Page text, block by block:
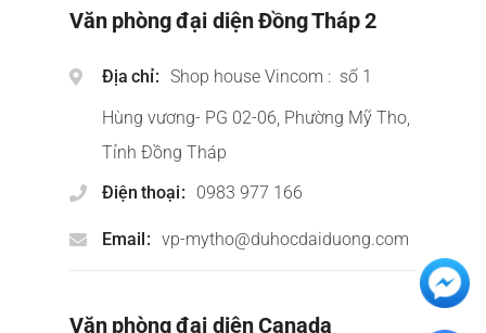
Văn phòng đại diện Đồng Tháp 2
Địa chỉ
Shop house Vincom : số 1
Hùng vương- PG 02-06, Phường Mỹ Tho,
Tỉnh Đồng Tháp
Điện thoại
0983 977 166
Email vp-mytho@duhocdaiduong.com
Văn phòng đại diện Canada